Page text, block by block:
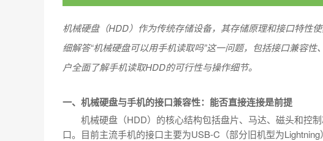
机械硬盘（HDD）作为传统存储设备，其存储原理和接口特性
细解答“机械硬盘可以用手机读取吗”这一问题，包括接口兼容
户全面了解手机读取HDD的可行性与操作细节。
一、机械硬盘与手机的接口兼容性：能否直接连接是前提
机械硬盘（HDD）的核心结构包括盘片、马达、磁头和控
口。目前主流手机的接口主要为USB-C（部分旧机型为